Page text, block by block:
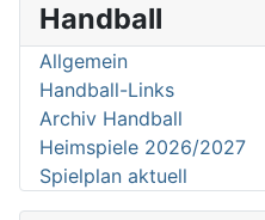
Handball
Allgemein
Handball-Links
Archiv Handball
Heimspiele 2026/2027
Spielplan aktuell